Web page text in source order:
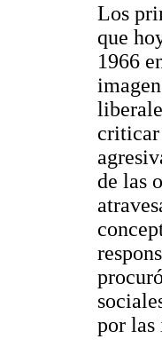
Los
que
1966
criticar
de las
por las